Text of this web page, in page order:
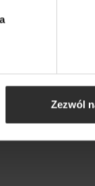
Zezwól